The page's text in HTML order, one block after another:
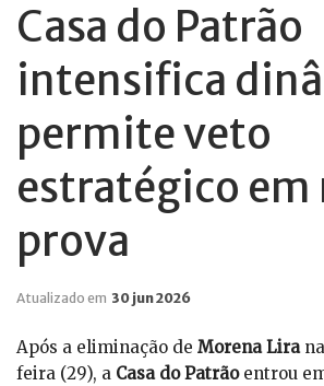
Casa do Patrão
intensifica
permite veto
estratégico em
prova
Atualizado em 30 jun 2026
Após a eliminação de Morena Lira
feira (29), a Casa do Patrãoentrou